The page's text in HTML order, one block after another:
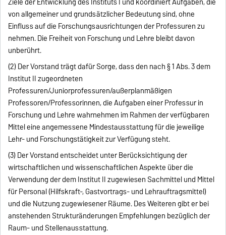
von allgemeiner und grundsätzlicher Bedeutung sind, ohne
Einfluss auf die Forschungsausrichtungen der Professuren zu
nehmen. Die Freiheit von Forschung und Lehre bleibt davon
unberührt.
(2) Der Vorstand trägt dafür Sorge, dass den nach § 1 Abs. 3 dem
Institut II zugeordneten
Professuren/Juniorprofessuren/außerplanmäßigen
Professoren/Professorinnen, die Aufgaben einer Professur in
Forschung und Lehre wahrnehmen im Rahmen der verfügbaren
Mittel eine angemessene Mindestausstattung für die jeweilige
Lehr- und Forschungstätigkeit zur Verfügung steht.
(3) Der Vorstand entscheidet unter Berücksichtigung der
wirtschaftlichen und wissenschaftlichen Aspekte über die
Verwendung der dem Institut II zugewiesen Sachmittel und Mittel
für Personal (Hilfskraft-, Gastvortrags- und Lehrauftragsmittel)
und die Nutzung zugewiesener Räume. Des Weiteren gibt er bei
anstehenden Strukturänderungen Empfehlungen bezüglich der
Raum- und Stellenausstattung.